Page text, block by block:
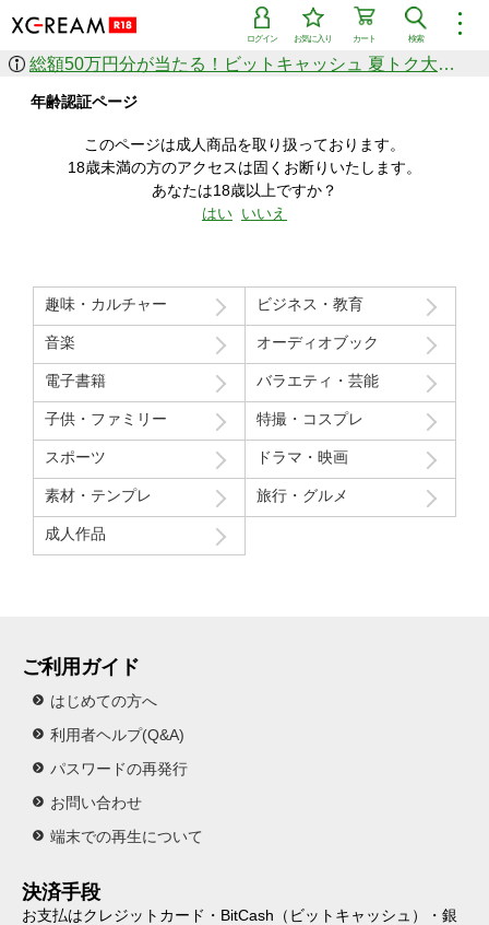
︙
検索
カート
お気に入り
ログイン
作品を探す
ジャンル
シリーズ
人気のセール中商品
新着セール中商品
すべての作品から探す
価格の安い順
価格の高い順
月間ランキング
年間ランキング
総額50万円分が当たる！ビットキャッシュ 夏トク大感謝祭
年齢認証ページ
このページは成人商品を取り扱っております。
18歳未満の方のアクセスは固くお断りいたします。
あなたは18歳以上ですか？
はい いいえ
趣味・カルチャー ビジネス・教育
音楽 オーディオブック
電子書籍 バラエティ・芸能
子供・ファミリー 特撮・コスプレ
スポーツ ドラマ・映画
素材・テンプレ 旅行・グルメ
成人作品
ご利用ガイド
はじめての方へ
利用者ヘルプ(Q&A)
パスワードの再発行
お問い合わせ
端末での再生について
決済手段
お支払はクレジットカード・BitCash（ビットキャッシュ）・銀